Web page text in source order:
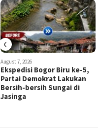
August 7, 2026
Ekspedisi Bogor Biru ke-5,
Partai Demokrat Lakukan
Bersih-bersih Sungai di
Jasinga
‹